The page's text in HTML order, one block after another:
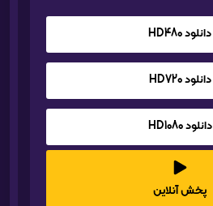
دانلود HD480
دانلود HD720
دانلود HD1080
پخش آنلاین